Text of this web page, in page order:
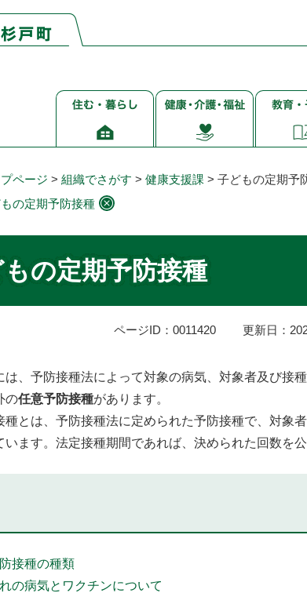
住
し
健
福
子
学・
プページ > 組織でさがす > 健康支援課 > 子どもの定期予
の定期予防接種
の定期予防接種
ページID：0011420 更新日：
、予防接種法によって対象の病気、対象者及び接
の任意予防接種があります。
とは、予防接種法に定められた予防接種で、対象
います。法定接種期間であれば、決められた回数を公
接種の種類
の病気とワクチンについて